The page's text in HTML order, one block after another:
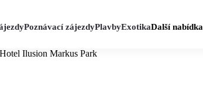
Poznávací zájezdyPlavbyExotikaDalší nabídka
Hotel Ilusion Markus Park